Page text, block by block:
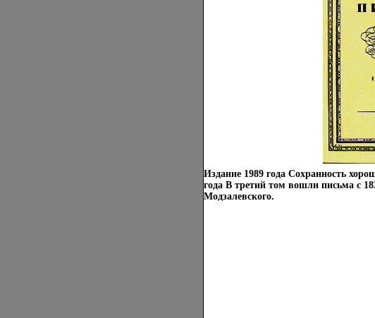
Издание 1989 года Сохранность
года В третий том вошли письма с
Модзалевского.